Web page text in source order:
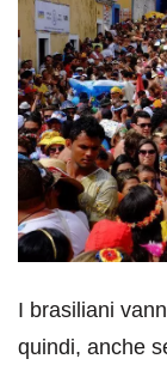
I brasiliani
quindi, anche